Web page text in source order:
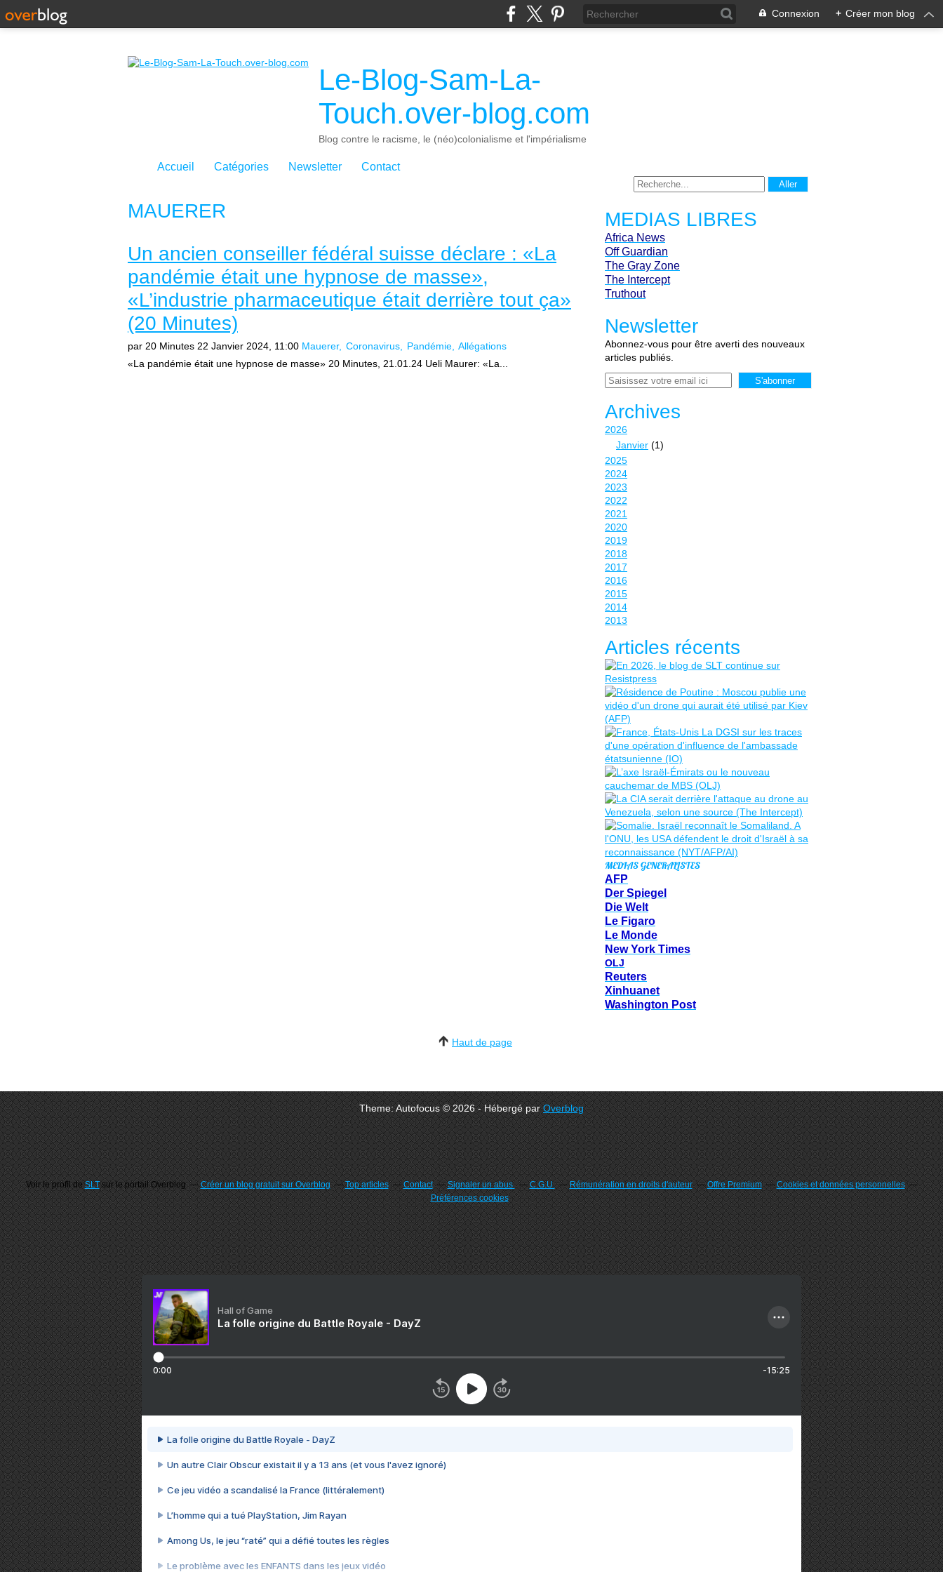
Connexion + Créer mon blog
Le-Blog-Sam-La-
Touch.over-blog.com
Blog contre le racisme, le (néo)colonialisme et l'impérialisme
Accueil Catégories Newsletter Contact
MAUERER
Un ancien conseiller fédéral suisse déclare : «La
pandémie était une hypnose de masse»,
«L’industrie pharmaceutique était derrière tout ça»
(20 Minutes)
par 20 Minutes 22 Janvier 2024, 11:00 Mauerer Coronavirus Pandémie Allégations
«La pandémie était une hypnose de masse» 20 Minutes, 21.01.24 Ueli Maurer: «La...
MEDIAS LIBRES
Africa News
Off Guardian
The Gray Zone
The Intercept
Truthout
Newsletter
Abonnez-vous pour être averti des nouveaux
articles publiés.
Email
Archives
2026
Janvier (1)
2025
2024
2023
2022
2021
2020
2019
2018
2017
2016
2015
2014
2013
Articles récents
MEDIAS GENERALISTES
AFP
Der Spiegel
Die Welt
Le Figaro
Le Monde
New York Times
OLJ
Reuters
Xinhuanet
Washington Post
Haut de page
Theme: Autofocus © 2026 - Hébergé parOverblog
Voir le profil deSLTsur le portail Overblog Créer un blog gratuit sur Overblog Top articles Contact Signaler un abus C.G.U. Rémunération en droits d'auteur Offre Premium
Cookies et données personnelles
Préférences cookies
Hall of Game
La folle origine du Battle Royale - DayZ
0:00 -15:25
La folle origine du Battle Royale - DayZ
Un autre Clair Obscur existait il y a 13 ans (et vous l'avez ignoré)
Ce jeu vidéo a scandalisé la France (littéralement)
L’homme qui a tué PlayStation, Jim Rayan
Among Us, le jeu “raté” qui a défié toutes les règles
Le problème avec les ENFANTS dans les jeux vidéo